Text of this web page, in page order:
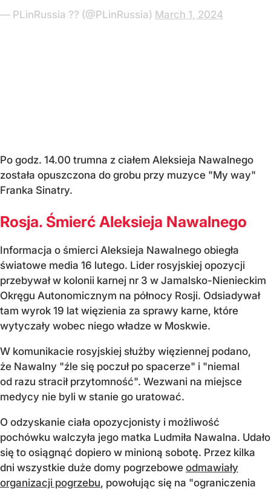
— PLinRussia ?? (@PLinRussia) March 1, 2024
Po godz. 14.00 trumna z ciałem Aleksieja Nawalnego
została opuszczona do grobu przy muzyce "My way"
Franka Sinatry.
Rosja. Śmierć Aleksieja Nawalnego
Informacja o śmierci Aleksieja Nawalnego obiegła
światowe media 16 lutego. Lider rosyjskiej opozycji
przebywał w kolonii karnej nr 3 w Jamalsko-Nienieckim
Okręgu Autonomicznym na północy Rosji. Odsiadywał
tam wyrok 19 lat więzienia za sprawy karne, które
wytyczały wobec niego władze w Moskwie.
W komunikacie rosyjskiej służby więziennej podano,
że Nawalny "źle się poczuł po spacerze" i "niemal
od razu stracił przytomność". Wezwani na miejsce
medycy nie byli w stanie go uratować.
O odzyskanie ciała opozycjonisty i możliwość
pochówku walczyła jego matka Ludmiła Nawalna. Udało
się to osiągnąć dopiero w minioną sobotę. Przez kilka
dni wszystkie duże domy pogrzebowe odmawiały
organizacji pogrzebu, powołując się na "ograniczenia